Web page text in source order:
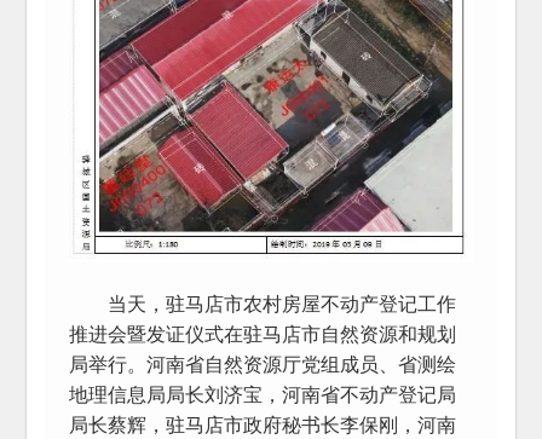
当天，驻马店市农村房屋不动产登记工作
推进会暨发证仪式在驻马店市自然资源和规划
局举行。河南省自然资源厅党组成员、省测绘
地理信息局局长刘济宝，河南省不动产登记局
局长蔡辉，驻马店市政府秘书长李保刚，河南